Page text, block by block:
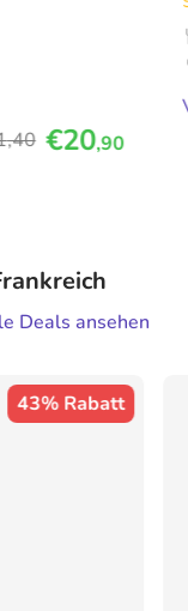
,40 €20,90
Deals ansehen
43% Rabatt